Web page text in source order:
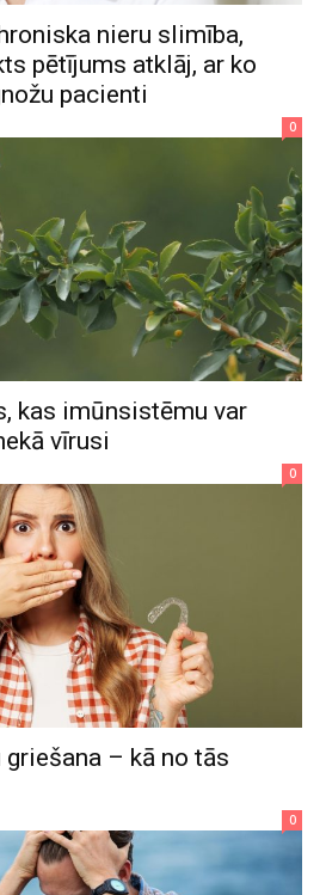
nieru slimība,
pētījums atklāj, ar ko
pacienti
0
kas imūnsistēmu var
vīrusi
0
– kā no tās
0